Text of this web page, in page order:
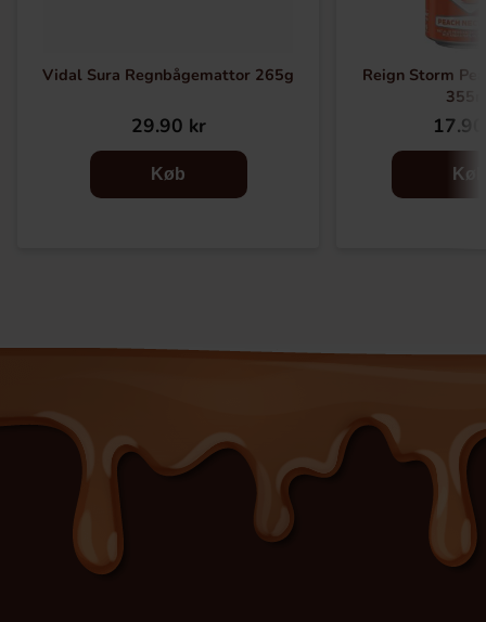
Vidal Sura Regnbågemattor 265g
29.90 kr
Køb
Reign Storm
Køb